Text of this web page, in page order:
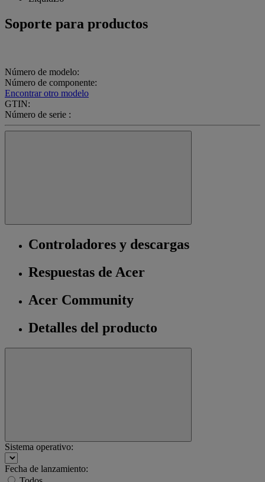
Soporte para productos
Número de modelo:
Número de componente:
Encontrar otro modelo
GTIN:
Número de serie :
Controladores y descargas
Respuestas de Acer
Acer Community
Detalles del producto
Sistema operativo:
Fecha de lanzamiento: